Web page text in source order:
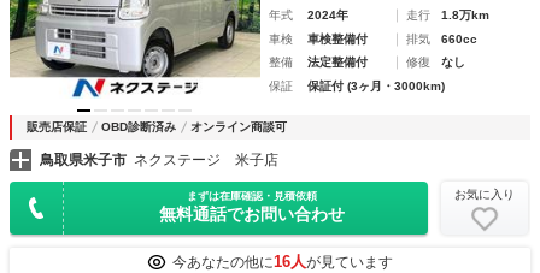
年式 2024年 走行
1.8万km
車検
車検整備付 排気
660cc
整備
法定整備付 修復
なし
保証
保証付 (3ヶ月・3000km)
販売店保証 OBD診断済み オンライン商談可
鳥取県米子市 ネクステージ 米子店
まずは在庫確認・見積依頼
無料通話でお問い合わせ
お気に入り
今あなたの他に16人が見ています